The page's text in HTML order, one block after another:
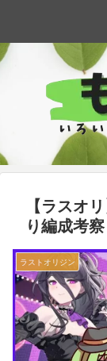
【ラスオ
り編成考
ラストオリジン